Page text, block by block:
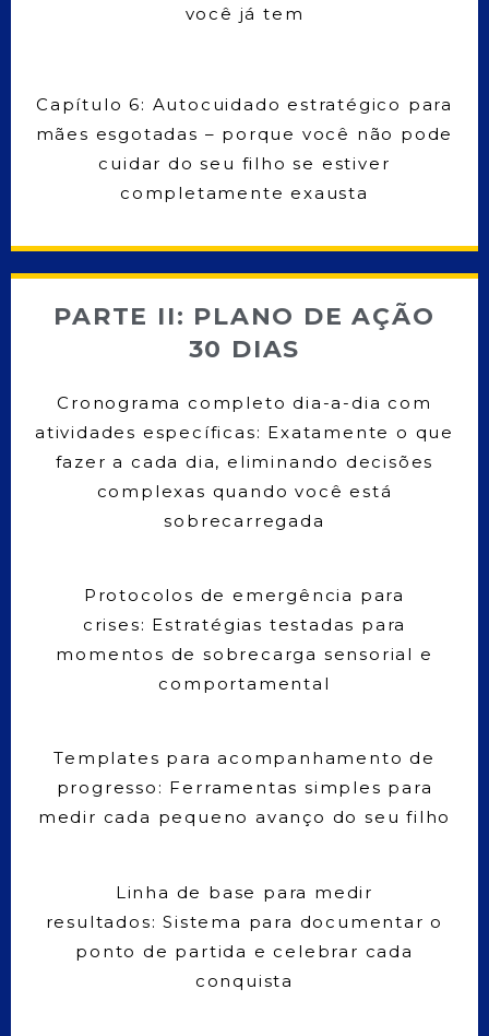
você já tem
Capítulo 6: Autocuidado estratégico para
mães esgotadas – porque você não pode
cuidar do seu filho se estiver
completamente exausta
PARTE II: PLANO DE AÇÃO
30 DIAS
Cronograma completo dia-a-dia com
atividades específicas: Exatamente o que
fazer a cada dia, eliminando decisões
complexas quando você está
sobrecarregada
Protocolos de emergência para
crises: Estratégias testadas para
momentos de sobrecarga sensorial e
comportamental
Templates para acompanhamento de
progresso: Ferramentas simples para
medir cada pequeno avanço do seu filho
Linha de base para medir
resultados: Sistema para documentar o
ponto de partida e celebrar cada
conquista